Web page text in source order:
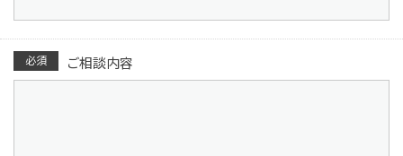
必須 ご相談内容